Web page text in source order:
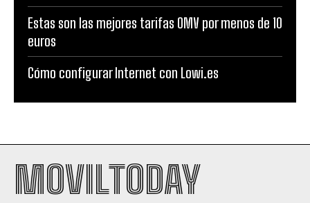
Estas son las mejores tarifas OMV por menos de 10
euros
Cómo configurar Internet con Lowi.es
MOVILTODAY